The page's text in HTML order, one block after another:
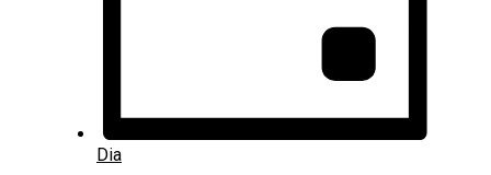
Dia